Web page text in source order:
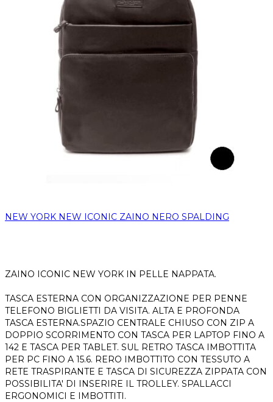
NEW YORK NEW ICONIC ZAINO NERO SPALDING
ZAINO ICONIC NEW YORK IN PELLE NAPPATA.
TASCA ESTERNA CON ORGANIZZAZIONE PER PENNE
TELEFONO BIGLIETTI DA VISITA. ALTA E PROFONDA
TASCA ESTERNA.SPAZIO CENTRALE CHIUSO CON ZIP A
DOPPIO SCORRIMENTO CON TASCA PER LAPTOP FINO A
142 E TASCA PER TABLET. SUL RETRO TASCA IMBOTTITA
PER PC FINO A 15.6. RERO IMBOTTITO CON TESSUTO A
RETE TRASPIRANTE E TASCA DI SICUREZZA ZIPPATA CON
POSSIBILITA' DI INSERIRE IL TROLLEY. SPALLACCI
ERGONOMICI E IMBOTTITI.